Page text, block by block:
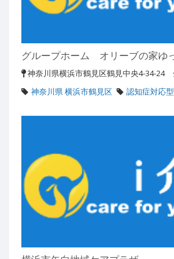
グループホーム オリーブの家ゆ
神奈川県横浜市鶴見区鶴見中央4-34-24
神奈川県 横浜市鶴見区
認知症対応